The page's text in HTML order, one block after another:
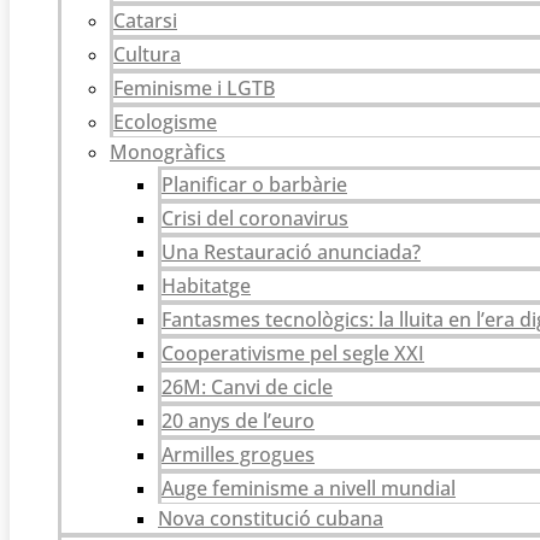
Catarsi
Cultura
Feminisme i LGTB
Ecologisme
Monogràfics
Planificar o barbàrie
Crisi del coronavirus
Una Restauració anunciada?
Habitatge
Fantasmes tecnològics: la lluita en l’era
Cooperativisme pel segle XXI
26M: Canvi de cicle
20 anys de l’euro
Armilles grogues
Auge feminisme a nivell mundial
Nova constitució cubana